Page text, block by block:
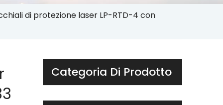
di protezione laser LP-RTD-4 con
Categoria Di Prodotto